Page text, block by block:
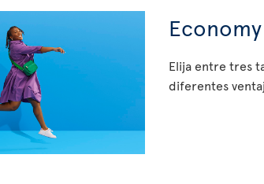
Elija entre tres
diferentes